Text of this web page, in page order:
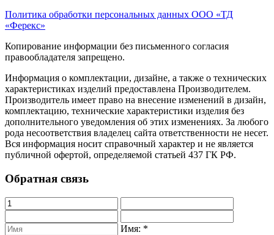
Политика обработки персональных данных ООО «ТД
«Ферекс»
Копирование информации без письменного согласия
правообладателя запрещено.
Информация о комплектации, дизайне, а также о технических
характеристиках изделий предоставлена Производителем.
Производитель имеет право на внесение изменений в дизайн,
комплектацию, технические характеристики изделия без
дополнительного уведомления об этих изменениях. За любого
рода несоответствия владелец сайта ответственности не несет.
Вся информация носит справочный характер и не является
публичной офертой, определяемой статьей 437 ГК РФ.
Обратная связь
Имя: *